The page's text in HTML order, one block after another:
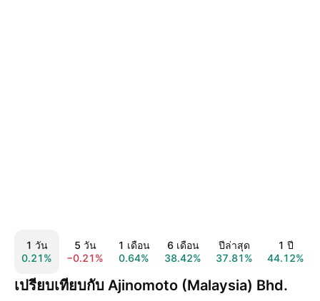
1 วัน
0.21%
5 วัน
−0.21%
1 เดือน
0.64%
6 เดือน
38.42%
ปีล่าสุด
37.81%
1 ปี
44.12%
เปรียบเทียบกับ Ajinomoto (Malaysia) Bhd.